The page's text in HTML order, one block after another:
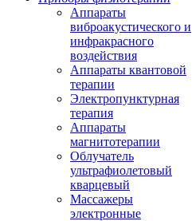
Аппараты
виброакустического и
инфракрасного
воздействия
Аппараты квантовой
терапии
Электропунктурная
терапия
Аппараты
магнитотерапии
Облучатель
ультрафиолетовый
кварцевый
Массажеры
электронные